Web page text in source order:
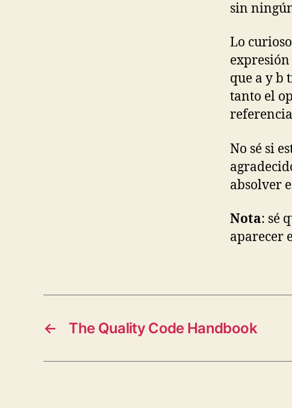
sin
Lo
que a y b
tanto el
No sé si
absolver
Nota: sé
aparecer
← The Quality Code Handbook